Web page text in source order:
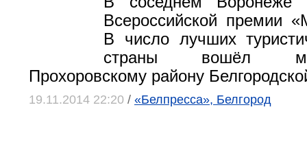
Всероссийской премии
В число лучших
страны вошёл
Прохоровскому району
19.11.2014 22:20 / «Белпресса», Белгород